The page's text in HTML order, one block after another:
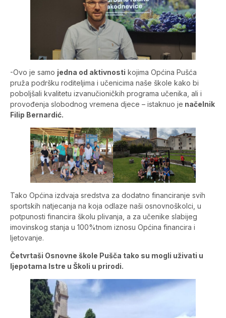
-Ovo je samo jedna od aktivnosti kojima Općina Pušća
pruža podršku roditeljima i učenicima naše škole kako bi
poboljšali kvalitetu izvanučioničkih programa učenika, ali i
provođenja slobodnog vremena djece – istaknuo je načelnik
Filip Bernardić.
Tako Općina izdvaja sredstva za dodatno financiranje svih
sportskih natjecanja na koja odlaze naši osnovnoškolci, u
potpunosti financira školu plivanja, a za učenike slabijeg
imovinskog stanja u 100%tnom iznosu Općina financira i
ljetovanje.
Četvrtaši Osnovne škole Pušča tako su mogli uživati u
ljepotama Istre u Školi u prirodi.